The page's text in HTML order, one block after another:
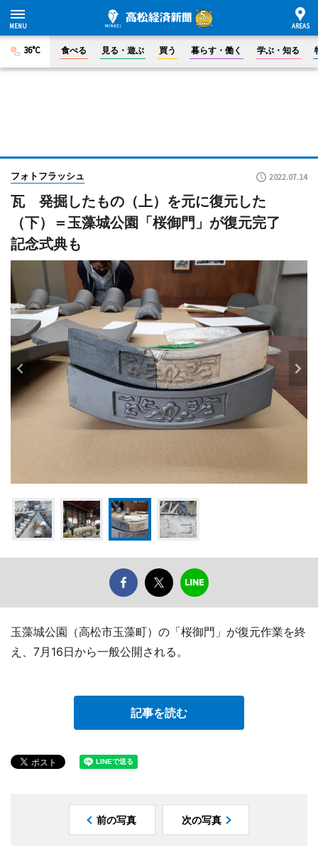
36°C 食べる 見る・遊ぶ 買う 暮らす・働く 学ぶ・知る
フォトフラッシュ 2022.07.14
瓦 発掘したもの（上）を元に復元した
（下）＝玉藻城公園「桜御門」が復元完了
記念式典も
玉藻城公園（高松市玉藻町）の「桜御門」が復元作業を終
え、7月16日から一般公開される。
記事を読む
前の写真 次の写真